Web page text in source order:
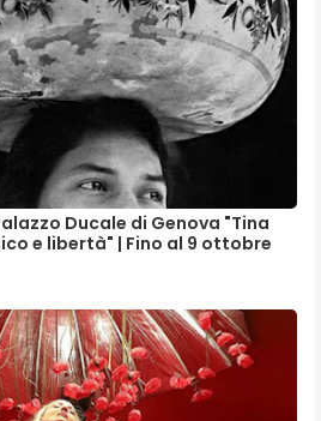
Ducale di Genova "Tina
e libertà" | Fino al 9 ottobre